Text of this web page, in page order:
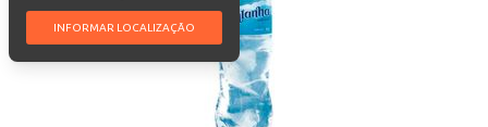
INFORMAR LOCALIZAÇÃO